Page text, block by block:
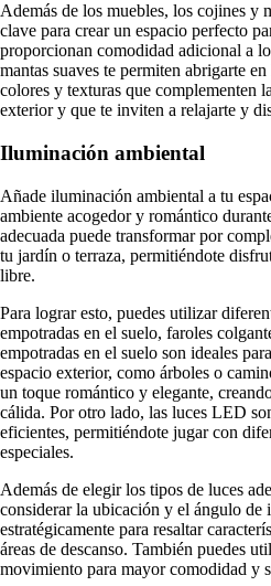
Además de los muebles, los cojines y
clave para crear un espacio perfecto
proporcionan comodidad adicional a
mantas suaves te permiten abrigarte
colores y texturas que complementen
exterior y que te inviten a relajarte y
Iluminación ambiental
Añade iluminación ambiental a tu
ambiente acogedor y romántico
adecuada puede transformar por
tu jardín o terraza, permitiéndote
libre.
Para lograr esto, puedes utilizar
empotradas en el suelo, faroles
empotradas en el suelo son ideales
espacio exterior, como árboles o
un toque romántico y elegante,
cálida. Por otro lado, las luces LED
eficientes, permitiéndote jugar con
especiales.
Además de elegir los tipos de luces
considerar la ubicación y el ángulo de
estratégicamente para resaltar
áreas de descanso. También puedes
movimiento para mayor comodidad y